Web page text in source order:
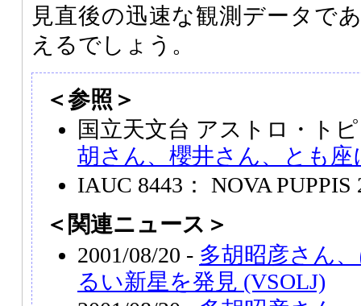
見直後の迅速な観測データで
えるでしょう。
＜参照＞
国立天文台 アストロ・ト
胡さん、櫻井さん、とも座
IAUC 8443： NOVA PUPPIS
＜関連ニュース＞
2001/08/20 - 多胡昭彦さん
るい新星を発見 (VSOLJ)